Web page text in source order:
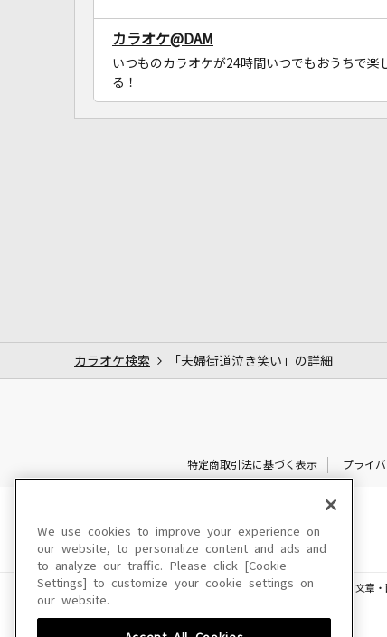
カラオケ@DAM
いつものカラオケが24時間いつでもおうちで楽
る！
カラオケ検索 「夫婦街道泣き笑い」の詳細
特定商取引法に基づく表示
プライ
このサイトに掲載されている一切の文章
We use cookies to improve your experience on
our website, to personalize content and ads and
to analyze our traffic. Please click [Cookie
Settings] to customize your cookie settings on
our website.